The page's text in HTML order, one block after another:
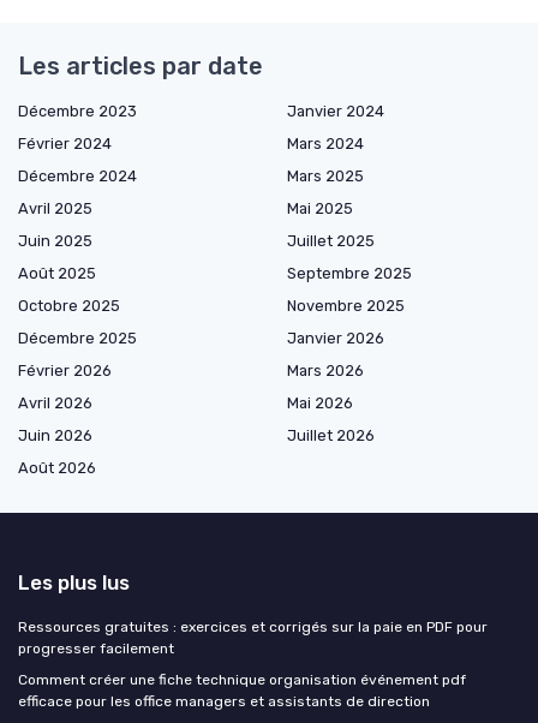
Les articles par date
Décembre 2023
Janvier 2024
Février 2024
Mars 2024
Décembre 2024
Mars 2025
Avril 2025
Mai 2025
Juin 2025
Juillet 2025
Août 2025
Septembre 2025
Octobre 2025
Novembre 2025
Décembre 2025
Janvier 2026
Février 2026
Mars 2026
Avril 2026
Mai 2026
Juin 2026
Juillet 2026
Août 2026
Les plus lus
Ressources gratuites : exercices et corrigés sur la paie en PDF pour
progresser facilement
Comment créer une fiche technique organisation événement pdf
efficace pour les office managers et assistants de direction